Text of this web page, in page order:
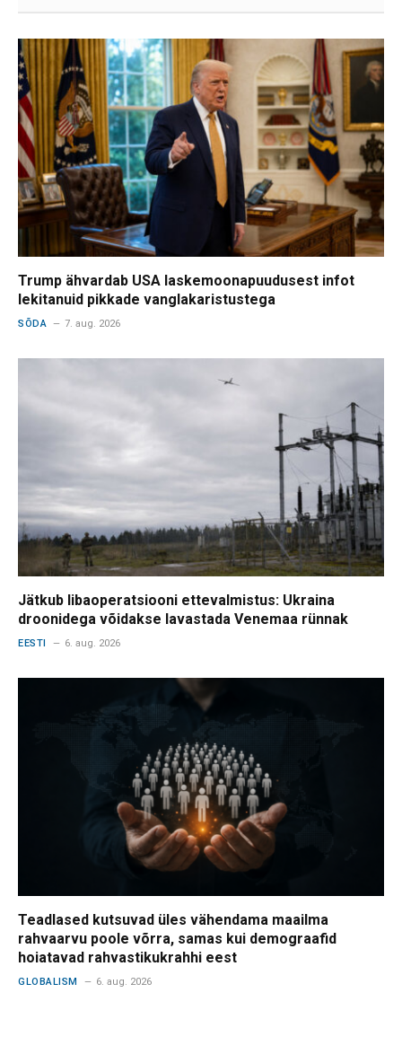
Trump ähvardab USA laskemoonapuudusest infot
lekitanuid pikkade vanglakaristustega
SÕDA 7. aug. 2026
Jätkub libaoperatsiooni ettevalmistus: Ukraina
droonidega võidakse lavastada Venemaa rünnak
EESTI 6. aug. 2026
Teadlased kutsuvad üles vähendama maailma
rahvaarvu poole võrra, samas kui demograafid
hoiatavad rahvastikukrahhi eest
GLOBALISM 6. aug. 2026